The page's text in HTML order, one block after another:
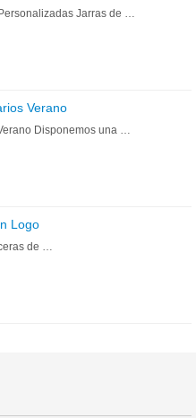
Jarras de …
Verano
Disponemos una …
Logo
de …